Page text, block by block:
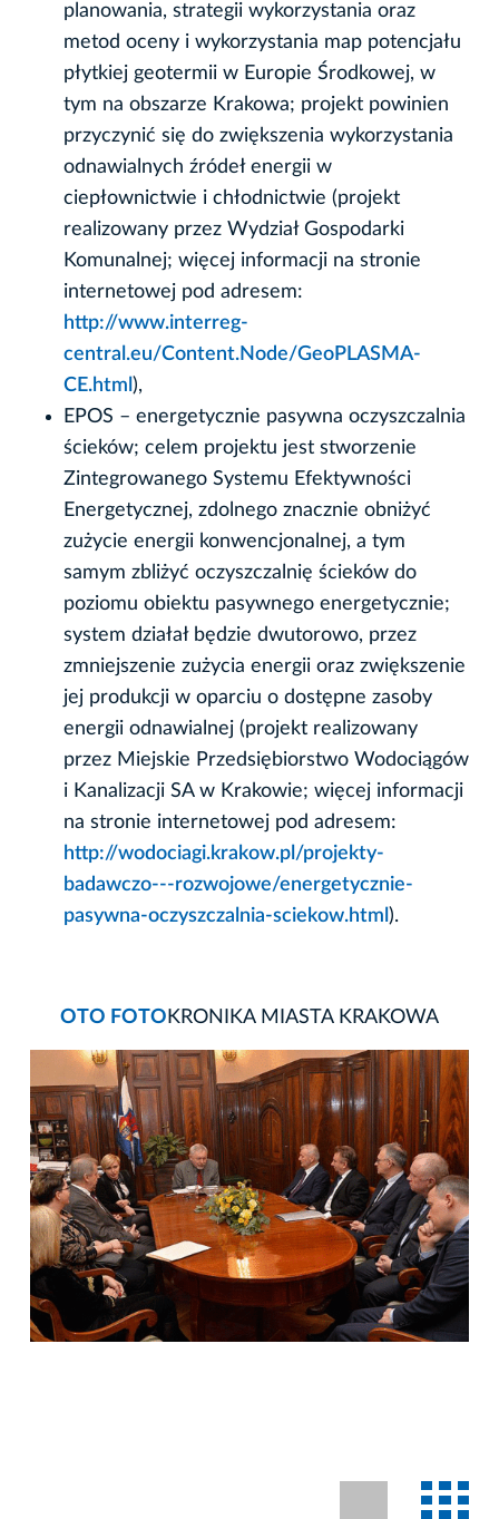
planowania, strategii wykorzystania oraz
metod oceny i wykorzystania map potencjału
płytkiej geotermii w Europie Środkowej, w
tym na obszarze Krakowa; projekt powinien
przyczynić się do zwiększenia wykorzystania
odnawialnych źródeł energii w
ciepłownictwie i chłodnictwie (projekt
realizowany przez Wydział Gospodarki
Komunalnej; więcej informacji na stronie
internetowej pod adresem:
http://www.interreg-
central.eu/Content.Node/GeoPLASMA-
CE.html ),
EPOS – energetycznie pasywna oczyszczalnia
ścieków; celem projektu jest stworzenie
Zintegrowanego Systemu Efektywności
Energetycznej, zdolnego znacznie obniżyć
zużycie energii konwencjonalnej, a tym
samym zbliżyć oczyszczalnię ścieków do
poziomu obiektu pasywnego energetycznie;
system działał będzie dwutorowo, przez
zmniejszenie zużycia energii oraz zwiększenie
jej produkcji w oparciu o dostępne zasoby
energii odnawialnej (projekt realizowany
przez Miejskie Przedsiębiorstwo Wodociągów
i Kanalizacji SA w Krakowie; więcej informacji
na stronie internetowej pod adresem:
http://wodociagi.krakow.pl/projekty-
badawczo---rozwojowe/energetycznie-
pasywna-oczyszczalnia-sciekow.html ).
OTO FOTO KRONIKA MIASTA KRAKOWA